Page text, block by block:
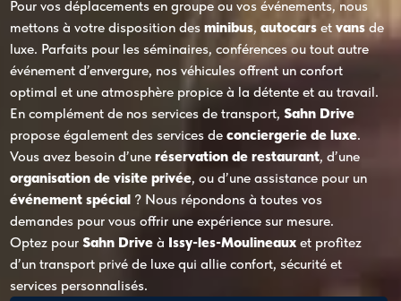
Pour vos déplacements en groupe ou vos événements, nous
mettons à votre disposition desminibus,autocars etvans de
luxe. Parfaits pour les séminaires, conférences ou tout autre
événement d’envergure, nos véhicules offrent un confort
optimal et une atmosphère propice à la détente et au travail.
En complément de nos services de transport, Sahn Drive
propose également des services deconciergerie de luxe.
Vous avez besoin d’uneréservation de restaurant, d’une
organisation de visite privée, ou d’une assistance pour un
événement spécial ? Nous répondons à toutes vos
demandes pour vous offrir une expérience sur mesure.
Optez pour Sahn Drive à Issy-les-Moulineaux et profitez
d’un transport privé de luxe qui allie confort, sécurité et
services personnalisés.